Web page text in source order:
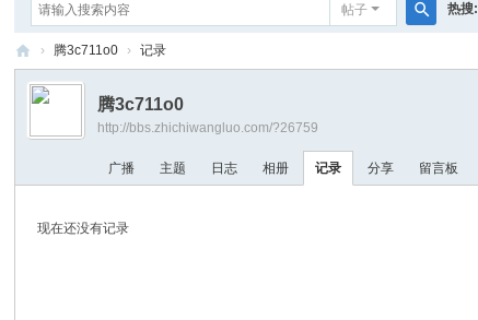
帖子
索
热搜:
微
小
› 腾3c711o0 › 记录
腾3c711o0
http://bbs.zhichiwangluo.com/?26759
广播 主题 日志 相册 记录 分享 留言板
现在还没有记录